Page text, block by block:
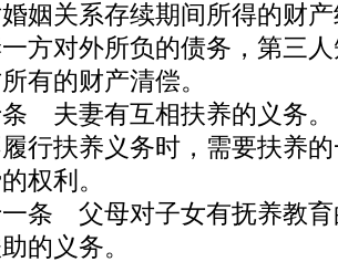
关系存续期间所得的财产
方对外所负的债务，第三
有的财产清偿。
夫妻有互相扶养的义务。
扶养义务时，需要扶养的
权利。
父母对子女有抚养教育
的义务。